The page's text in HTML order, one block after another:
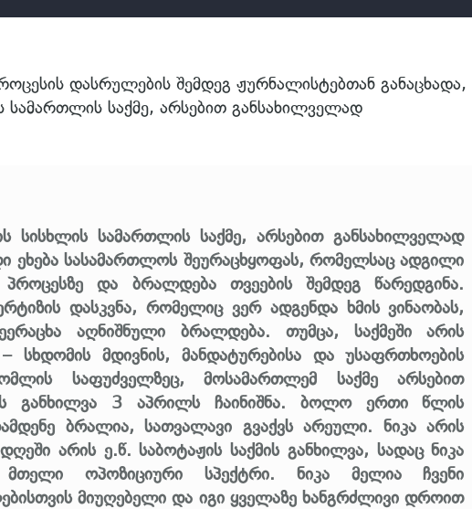
დასრულების შემდეგ ჟურნალისტებთან განაცხადა,
საქმე, არსებით განსახილველად
სისხლის სამართლის საქმე, არსებით განსახილველად
ეხება სასამართლოს შეურაცხყოფას, რომელსაც ადგილი
და ბრალდება თვეების შემდეგ წარედგინა.
დასკვნა, რომელიც ვერ ადგენდა ხმის ვინაობას,
აღნიშნული ბრალდება. თუმცა, საქმეში არის
სხდომის მდივნის, მანდატურებისა და უსაფრთხოების
საფუძველზეც, მოსამართლემ საქმე არსებით
განხილვა 3 აპრილს ჩაინიშნა. ბოლო ერთი წლის
ბრალია, სათვალავი გვაქვს არეული. ნიკა არის
არის ე.წ. საბოტაჟის საქმის განხილვა, სადაც ნიკა
ოპოზიციური სპექტრი. ნიკა მელია ჩვენი
მიუღებელი და იგი ყველაზე ხანგრძლივი დროით